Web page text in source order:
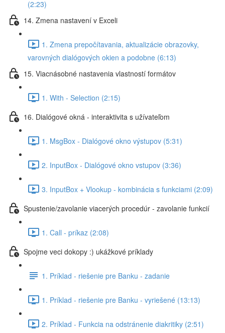
(2:23)
14. Zmena nastavení v Exceli
1. Zmena prepočítavania, aktualizácie obrazovky,
varovných dialógových okien a podobne (6:13)
15. Viacnásobné nastavenia vlastností formátov
1. With - Selection (2:15)
16. Dialógové okná - interaktivita s užívateľom
1. MsgBox - Dialógové okno výstupov (5:31)
2. InputBox - Dialógové okno vstupov (3:36)
3. InputBox + Vlookup - kombinácia s funkciami (2:09)
Spustenie/zavolanie viacerých procedúr - zavolanie funkcií
1. Call - príkaz (2:08)
Spojme veci dokopy :) ukážkové príklady
1. Príklad - riešenie pre Banku - zadanie
1. Príklad - riešenie pre Banku - vyriešené (13:13)
2. Príklad - Funkcia na odstránenie diakritiky (2:51)